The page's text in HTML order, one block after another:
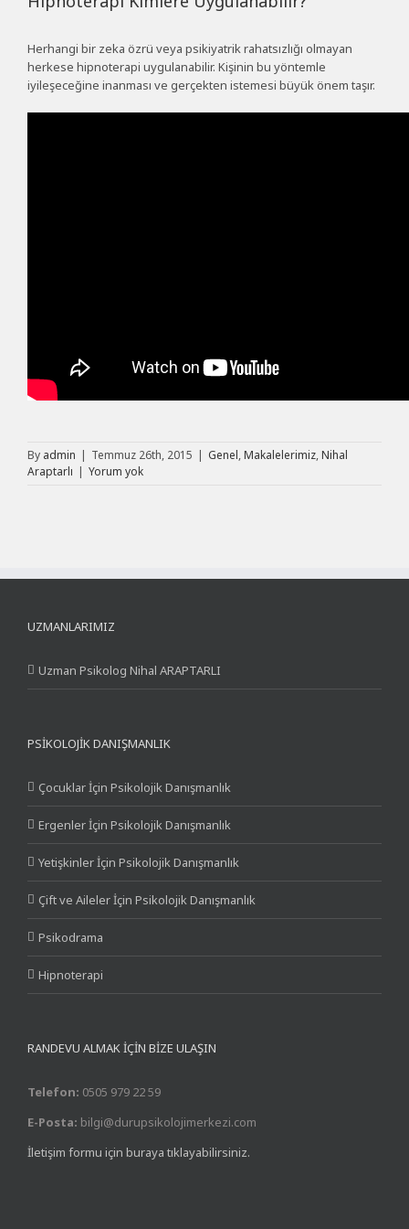
Herhangi bir zeka özrü veya psikiyatrik rahatsızlığı olmayan
herkese hipnoterapi uygulanabilir. Kişinin bu yöntemle
iyileşeceğine inanması ve gerçekten istemesi büyük önem taşır.
By admin | Temmuz 26th, 2015 | Genel,Makalelerimiz,Nihal
Araptarlı | Yorum yok
UZMANLARIMIZ
Uzman Psikolog Nihal ARAPTARLI
PSIKOLOJIK DANIŞMANLIK
Çocuklar İçin Psikolojik Danışmanlık
Ergenler İçin Psikolojik Danışmanlık
Yetişkinler İçin Psikolojik Danışmanlık
Çift ve Aileler İçin Psikolojik Danışmanlık
Psikodrama
Hipnoterapi
RANDEVU ALMAK İÇİN BİZE ULAŞIN
Telefon: 0505 979 22 59
E-Posta: bilgi@durupsikolojimerkezi.com
İletişim formu için buraya tıklayabilirsiniz.